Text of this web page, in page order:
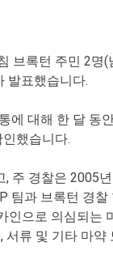
록턴 주민 2명
발표했습니다.
대해 한 달 동
했습니다.
경찰은 2005
과 브록턴 경
으로 의심되는
서류 및 기타 마약